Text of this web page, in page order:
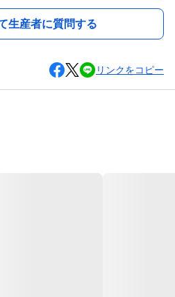
生産者に質問する
リンクをコピー